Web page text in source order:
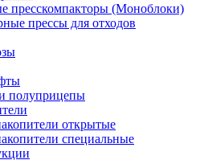
пресскомпакторы (Моноблоки)
прессы для отходов
полуприцепы
открытые
специальные